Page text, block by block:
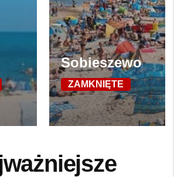
Sobieszewo
ZAMKNIĘTE